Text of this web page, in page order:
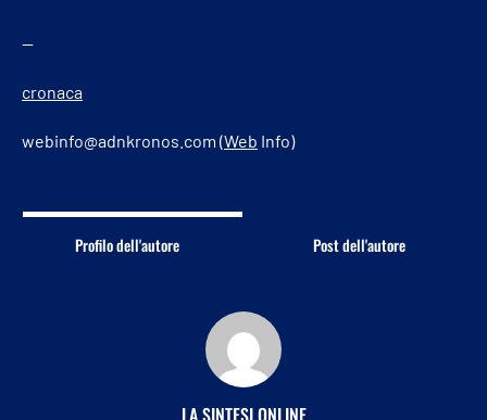
—
cronaca
webinfo@adnkronos.com (Web Info)
Profilo dell'autore Post dell'autore
LA SINTESI ONLINE